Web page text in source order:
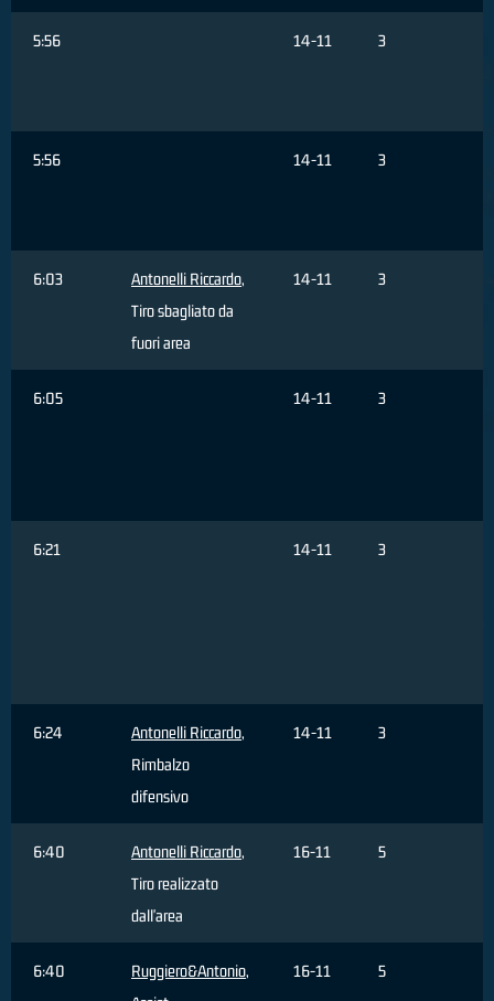
5:56 14-11 3
5:56 14-11 3
6:03 Antonelli Riccardo,
Tiro sbagliato da
fuori area
14-11 3
6:05 14-11 3
6:21 14-11 3
6:24 Antonelli Riccardo,
Rimbalzo
difensivo
14-11 3
6:40 Antonelli Riccardo,
Tiro realizzato
dall'area
16-11 5
6:40 Ruggiero&Antonio,
16-11 5